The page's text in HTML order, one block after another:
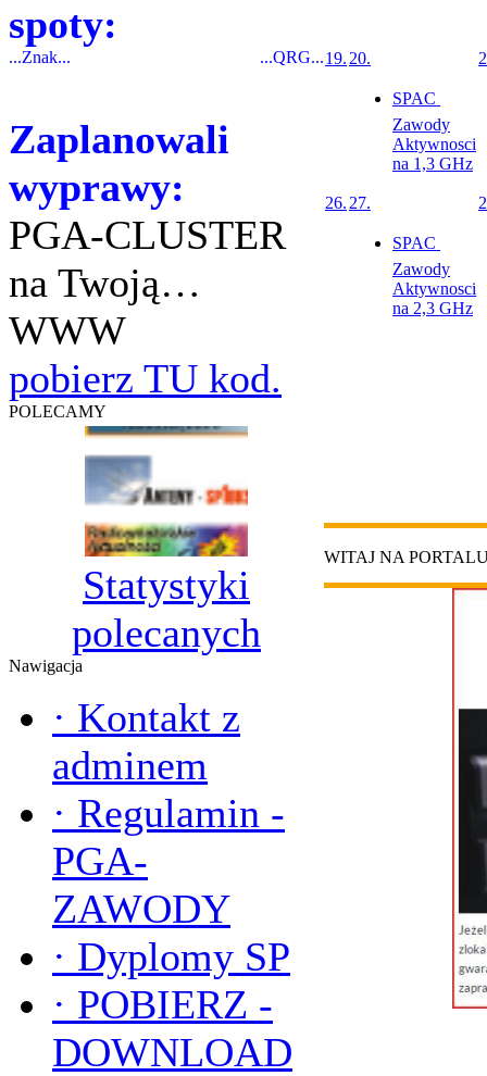
spoty:
...Znak... ...QRG...
Zaplanowali
wyprawy:
PGA-CLUSTER
na Twoją…
WWW
pobierz TU kod.
POLECAMY
Statystyki
polecanych
Nawigacja
· Kontakt z
adminem
· Regulamin -
PGA-
ZAWODY
· Dyplomy SP
· POBIERZ -
DOWNLOAD
19. 20.
SPAC 
Zawody
Aktywnosci
na 1,3 GHz
26. 27.
SPAC 
Zawody
Aktywnosci
na 2,3 GHz
WITAJ NA